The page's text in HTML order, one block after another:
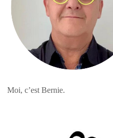
Moi, c’est Bernie.